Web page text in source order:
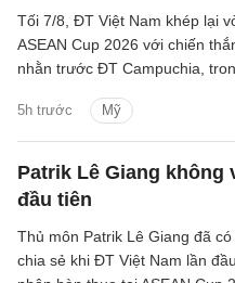
5h trước Mỹ
Tối 7/8, ĐT Việt Nam khép lại
ASEAN Cup 2026 với chiến
nhằn trước ĐT Campuchia,
Patrik Lê Giang không
đầu tiên
Thủ môn Patrik Lê Giang đã
chia sẻ khi ĐT Việt Nam lần